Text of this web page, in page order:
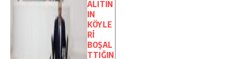
ALITIN
IN
KÖYLE
Rİ
BOŞAL
TTIĞIN